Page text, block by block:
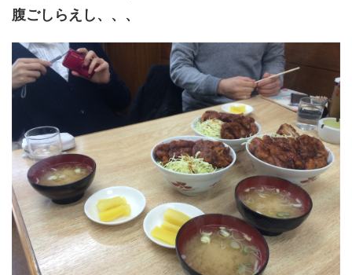
腹ごしらえし、、、